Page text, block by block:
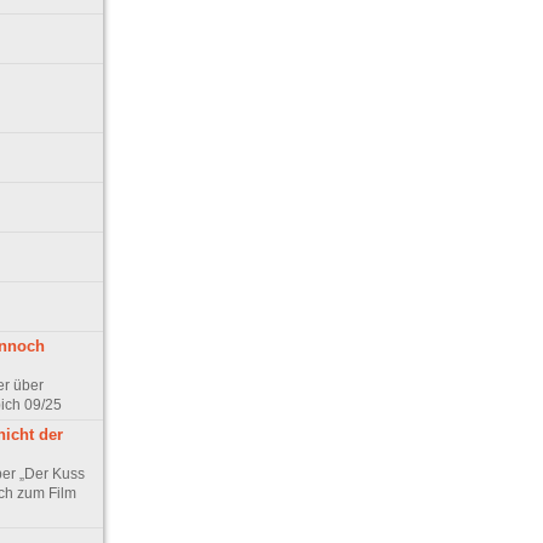
über
09/25
der
„Der Kuss
zum Film